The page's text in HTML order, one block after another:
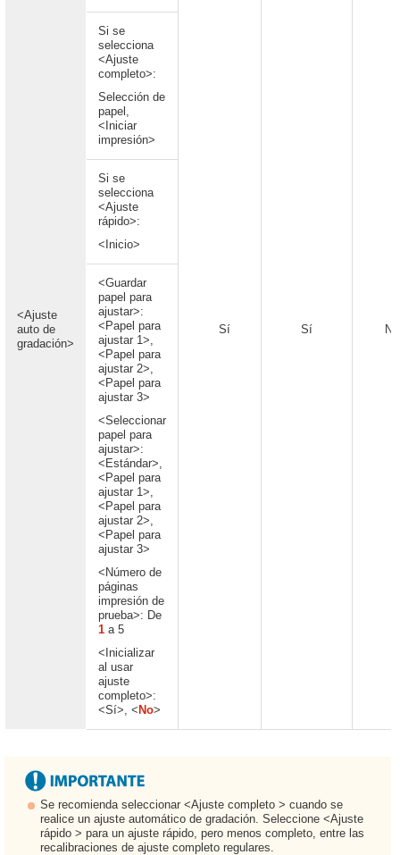
<Ajuste
auto de
gradación>
Sí Sí No
Si se
selecciona
<Ajuste
completo>:
Selección de
papel,
<Iniciar
impresión>
Si se
selecciona
<Ajuste
rápido>:
<Inicio>
<Guardar
papel para
ajustar>:
<Papel para
ajustar 1>,
<Papel para
ajustar 2>,
<Papel para
ajustar 3>
<Seleccionar
papel para
ajustar>:
<Estándar>,
<Papel para
ajustar 1>,
<Papel para
ajustar 2>,
<Papel para
ajustar 3>
<Número de
páginas
impresión de
prueba>: De
1 a 5
<Inicializar
al usar
ajuste
completo>:
<Sí>, < No>
Se recomienda seleccionar <Ajuste completo > cuando se
realice un ajuste automático de gradación. Seleccione <Ajuste
rápido > para un ajuste rápido, pero menos completo, entre las
recalibraciones de ajuste completo regulares.